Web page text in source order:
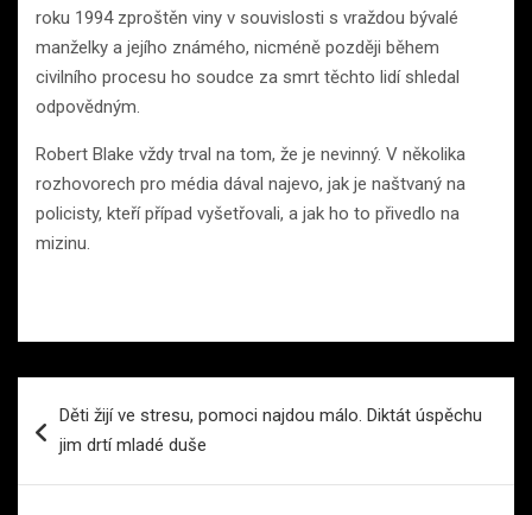
roku 1994 zproštěn viny v souvislosti s vraždou bývalé
manželky a jejího známého, nicméně později během
civilního procesu ho soudce za smrt těchto lidí shledal
odpovědným.
Robert Blake vždy trval na tom, že je nevinný. V několika
rozhovorech pro média dával najevo, jak je naštvaný na
policisty, kteří případ vyšetřovali, a jak ho to přivedlo na
mizinu.
proDěti žijí ve stresu, pomoci najdou málo. Diktát úspěchu
jim drtí mladé duše